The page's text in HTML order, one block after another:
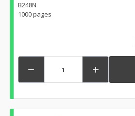
B248N
1000 pages
 